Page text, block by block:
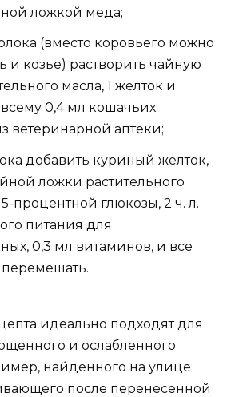
ложкой меда;
(вместо коровьего можно
и козье) растворить чайную
масла, 1 желток и
0,4 мл кошачьих
ветеринарной аптеки;
добавить куриный желток,
ложки растительного
процентной глюкозы, 2 ч. л.
питания для
0,3 мл витаминов, и все
идеально подходят для
и ослабленного
найденного на улице
после перенесенной